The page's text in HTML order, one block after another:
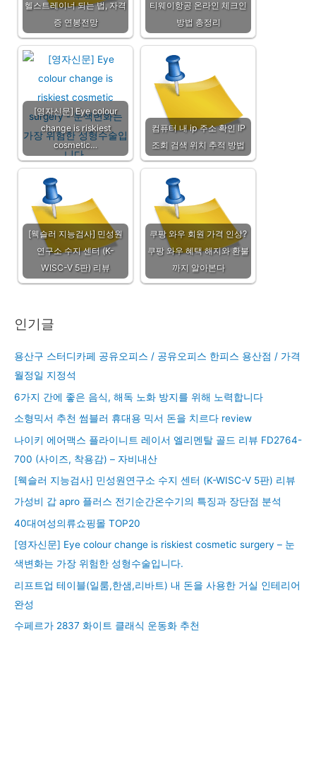
헬스트레이너 되는 법, 자격
증 연봉전망
티웨이항공 온라인 체크인
방법 총정리
[영자신문] Eye colour
change is riskiest
cosmetic…
컴퓨터 내 ip 주소 확인 IP
조회 검색 위치 추적 방법
[웩슬러 지능검사] 민성원
연구소 수지 센터 (K-
WISC-V 5판) 리뷰
쿠팡 와우 회원 가격 인상?
쿠팡 와우 혜택 해지와 환불
까지 알아본다
인기글
용산구 스터디카페 공유오피스 / 공유오피스 한피스 용산점 / 가격
월정일 지정석
6가지 간에 좋은 음식, 해독 노화 방지를 위해 노력합니다
소형믹서 추천 썸블러 휴대용 믹서 돈을 치르다 review
나이키 에어맥스 플라이니트 레이서 엘리멘탈 골드 리뷰 FD2764-
700 (사이즈, 착용감) – 자비내산
[웩슬러 지능검사] 민성원연구소 수지 센터 (K-WISC-V 5판) 리뷰
가성비 갑 apro 플러스 전기순간온수기의 특징과 장단점 분석
40대여성의류쇼핑몰 TOP20
[영자신문] Eye colour change is riskiest cosmetic surgery – 눈
색변화는 가장 위험한 성형수술입니다.
리프트업 테이블(일룸,한샘,리바트) 내 돈을 사용한 거실 인테리어
완성
수페르가 2837 화이트 클래식 운동화 추천